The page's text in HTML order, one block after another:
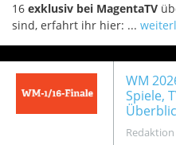
16 exklusiv bei MagentaTV
sind, erfahrt ihr hier: ...
WM
Spiele,
Redaktion